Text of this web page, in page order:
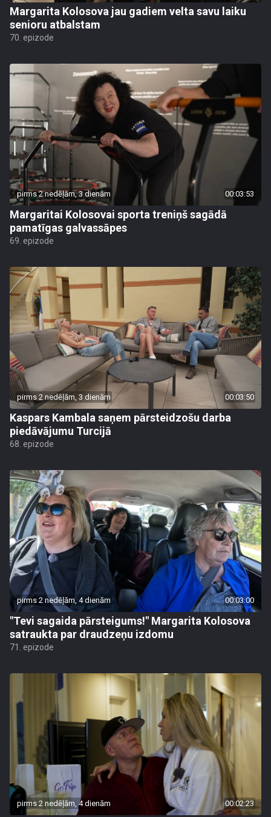
Margarita Kolosova jau gadiem velta savu laiku
senioru atbalstam
70. epizode
pirms 2 nedēļām, 3 dienām 00:03:53
Margaritai Kolosovai sporta treniņš sagādā
pamatīgas galvassāpes
69. epizode
pirms 2 nedēļām, 3 dienām 00:03:50
Kaspars Kambala saņem pārsteidzošu darba
piedāvājumu Turcijā
68. epizode
pirms 2 nedēļām, 4 dienām 00:03:00
"Tevi sagaida pārsteigums!" Margarita Kolosova
satraukta par draudzeņu izdomu
71. epizode
pirms 2 nedēļām, 4 dienām 00:02:23